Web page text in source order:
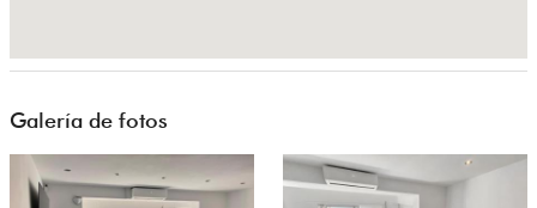
Galería de fotos